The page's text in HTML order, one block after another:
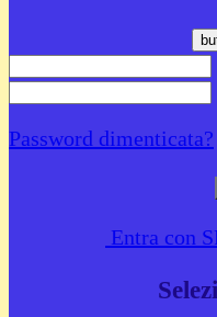
Password dimenticata?
Entra con